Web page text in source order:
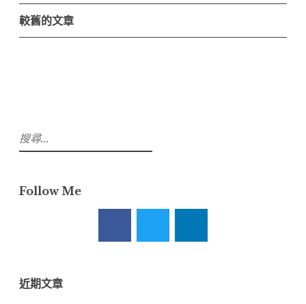
–
a
歸
頭
文
章
較舊的文章
搜
尋
鍵
Follow Me
近期文章